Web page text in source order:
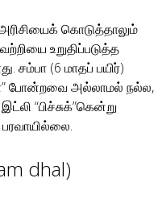
கொடுத்தாலும்
உறுதிப்படுத்த
சம்பா (6 மாதப் பயிர்)
போன்றவை அல்லாமல் நல்ல,
“பிச்சுக்”கென்று
dhal)